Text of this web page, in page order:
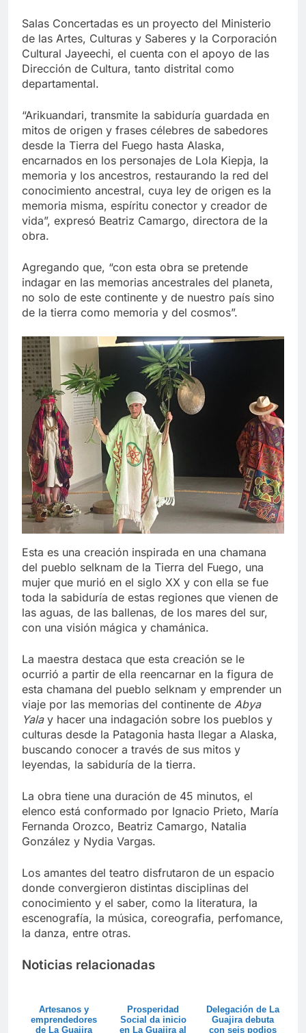
Salas Concertadas es un proyecto del Ministerio
de las Artes, Culturas y Saberes y la Corporación
Cultural Jayeechi, el cuenta con el apoyo de las
Dirección de Cultura, tanto distrital como
departamental.
“Arikuandari, transmite la sabiduría guardada en
mitos de origen y frases célebres de sabedores
desde la Tierra del Fuego hasta Alaska,
encarnados en los personajes de Lola Kiepja, la
memoria y los ancestros, restaurando la red del
conocimiento ancestral, cuya ley de origen es la
memoria misma, espíritu conector y creador de
vida”, expresó Beatriz Camargo, directora de la
obra.
Agregando que, “con esta obra se pretende
indagar en las memorias ancestrales del planeta,
no solo de este continente y de nuestro país sino
de la tierra como memoria y del cosmos”.
Esta es una creación inspirada en una chamana
del pueblo selknam de la Tierra del Fuego, una
mujer que murió en el siglo XX y con ella se fue
toda la sabiduría de estas regiones que vienen de
las aguas, de las ballenas, de los mares del sur,
con una visión mágica y chamánica.
La maestra destaca que esta creación se le
ocurrió a partir de ella reencarnar en la figura de
esta chamana del pueblo selknam y emprender un
viaje por las memorias del continente de Abya
Yalay hacer una indagación sobre los pueblos y
culturas desde la Patagonia hasta llegar a Alaska,
buscando conocer a través de sus mitos y
leyendas, la sabiduría de la tierra.
La obra tiene una duración de 45 minutos, el
elenco está conformado por Ignacio Prieto, María
Fernanda Orozco, Beatriz Camargo, Natalia
González y Nydia Vargas.
Los amantes del teatro disfrutaron de un espacio
donde convergieron distintas disciplinas del
conocimiento y el saber, como la literatura, la
escenografía, la música, coreografia, perfomance,
la danza, entre otras.
Noticias relacionadas
Artesanos y
emprendedores
de La Guajira
Prosperidad
Social da inicio
en La Guajira al
Delegación de La
Guajira debuta
con seis podios